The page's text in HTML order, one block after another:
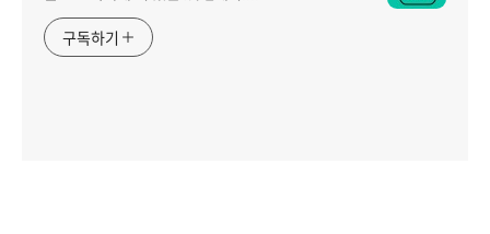
구독하기